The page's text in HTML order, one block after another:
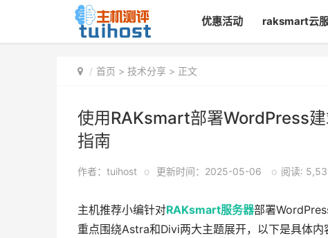
优惠活动 raksmart云
首页 > 技术分享 > 正文
使用RAKsmart部署WordPress
指南
作者：tuihost o 更新时间：2025-05-06 o 阅读:
主机推荐小编针对RAKsmart服务器部署
重点围绕Astra和Divi两大主题展开，以下是具体内